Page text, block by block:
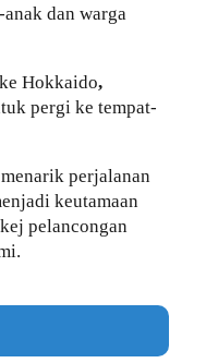
dan warga
Hokkaido,
pergi ke tempat-
perjalanan
keutamaan
pelancongan